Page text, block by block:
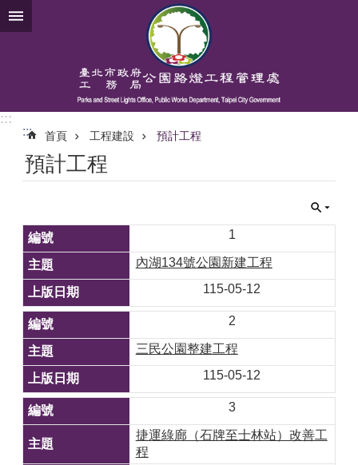
跳到主要內容區塊
:::
::: 首頁 工程建設 預計工程
預計工程
1
內湖134號公園新建工程
115-05-12
2
三民公園整建工程
115-05-12
3
捷運綠廊（石牌至士林站）改善工
程